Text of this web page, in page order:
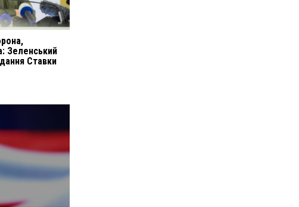
Зеленський
Ставки